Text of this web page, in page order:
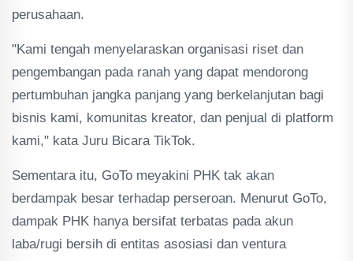
perusahaan.
"Kami tengah menyelaraskan organisasi riset dan
pengembangan pada ranah yang dapat mendorong
pertumbuhan jangka panjang yang berkelanjutan bagi
bisnis kami, komunitas kreator, dan penjual di platform
kami," kata Juru Bicara TikTok.
Sementara itu, GoTo meyakini PHK tak akan
berdampak besar terhadap perseroan. Menurut GoTo,
dampak PHK hanya bersifat terbatas pada akun
laba/rugi bersih di entitas asosiasi dan ventura